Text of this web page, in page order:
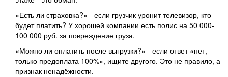
«Есть ли страховка?» - если грузчик уронит телевизор, кто
будет платить? У хорошей компании есть полис на 50 000-
100 000 руб. за повреждение груза.
«Можно ли оплатить после выгрузки?» - если ответ «нет,
только предоплата 100%», ищите другого. Это не правило, а
признак ненадёжности.